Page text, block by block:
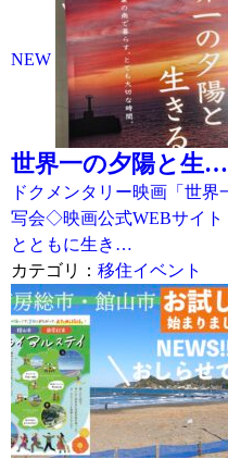
NEW
世界一の夕陽と生…
ドクメンタリー映画「世
写会◇映画公式WEBサイ
とともに生き…
カテゴリ： 移住イベント